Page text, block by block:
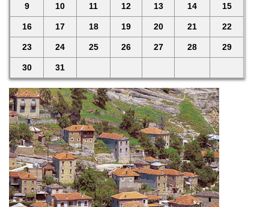
9 10 11 12 13 14 15
16 17 18 19 20 21 22
23 24 25 26 27 28 29
30 31